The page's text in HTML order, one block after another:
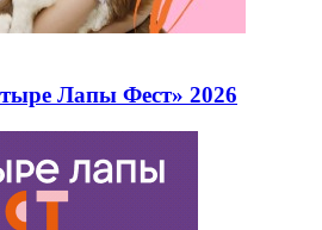
Лапы Фест» 2026